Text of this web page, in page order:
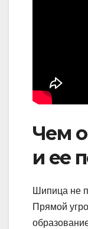
Чем
и ее
Шипица не
Прямой